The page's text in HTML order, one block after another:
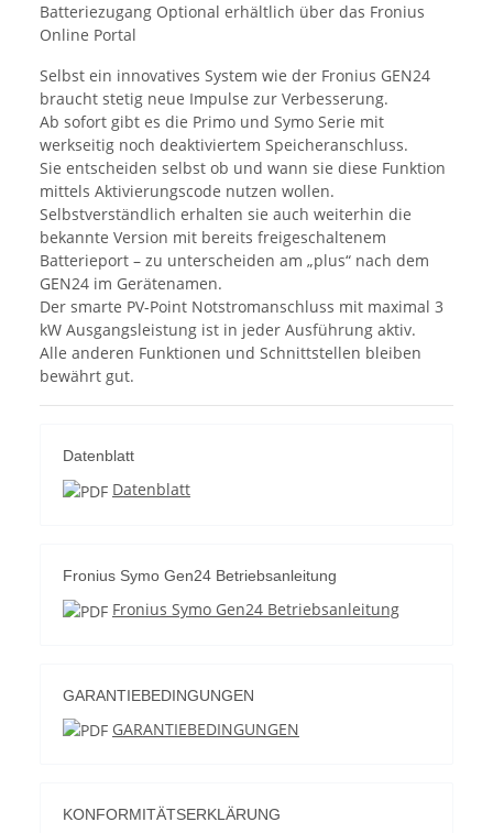
Batteriezugang Optional erhältlich über das Fronius
Online Portal
Selbst ein innovatives System wie der Fronius GEN24
braucht stetig neue Impulse zur Verbesserung.
Ab sofort gibt es die Primo und Symo Serie mit
werkseitig noch deaktiviertem Speicheranschluss.
Sie entscheiden selbst ob und wann sie diese Funktion
mittels Aktivierungscode nutzen wollen.
Selbstverständlich erhalten sie auch weiterhin die
bekannte Version mit bereits freigeschaltenem
Batterieport – zu unterscheiden am „plus“ nach dem
GEN24 im Gerätenamen.
Der smarte PV-Point Notstromanschluss mit maximal 3
kW Ausgangsleistung ist in jeder Ausführung aktiv.
Alle anderen Funktionen und Schnittstellen bleiben
bewährt gut.
Datenblatt
Datenblatt
Fronius Symo Gen24 Betriebsanleitung
Fronius Symo Gen24 Betriebsanleitung
GARANTIEBEDINGUNGEN
GARANTIEBEDINGUNGEN
KONFORMITÄTSERKLÄRUNG